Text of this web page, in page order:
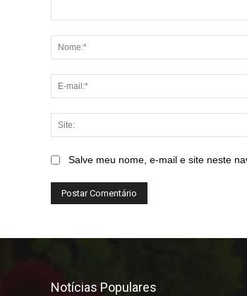
Salve meu nome, e-mail e site neste
Notícias Populares